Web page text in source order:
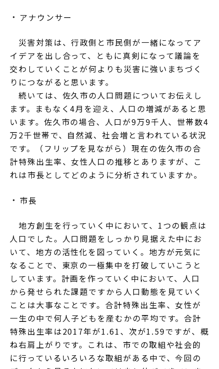
アナウンサー
災害対策は、行政側と市民側が一緒になってア
イデアを出し合って、ともに真剣になって議論を
交わしていくことが何よりも災害に強いまちづく
りにつながると思います。
続いては、佐久市の人口問題についてお伝えし
ます。まもなく4月を迎え、人口の増減があると思
います。佐久市の場合、人口が9万9千人、世帯数4
万2千世帯で、自然減、社会増と言われている状況
です。（フリップを見ながら）現在の佐久市の合
計特殊出生率、女性人口の推移とありますが、こ
れは市長としてどのように分析されていますか。
市長
地方創生を行っていく中において、1つの観点は
人口でした。人口問題をしっかり見据えた中にお
いて、地方の活性化を図っていく。地方が元気に
なることで、東京の一極集中を打破していこうと
しています。計画を作っていく中において、人口
から発せられた課題ですから人口動態を見ていく
ことは大事なことです。合計特殊出生率、女性が
一生の中で何人子どもを産むかの平均です。合計
特殊出生率は2017年が1.61、次が1.59ですが、概
ね右肩上がりです。これは、市での取組や社会的
に行っているいろいろな取組がある中で、今回の